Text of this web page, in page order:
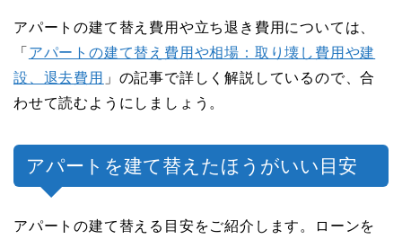
アパートの建て替え費用や立ち退き費用については、
「 アパートの建て替え費用や相場：取り壊し費用や建
設、退去費用 」の記事で詳しく解説しているので、合
わせて読むようにしましょう。
アパートを建て替えたほうがいい目安
アパートの建て替える目安をご紹介します。ローンを